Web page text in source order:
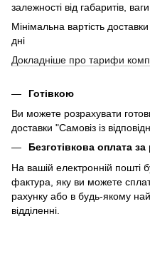
залежності від габаритів,
Мінімальна вартість
дні
Докладніше про тарифи
Готівкою
Ви можете розрахувати
доставки "Самовіз із
Безготівкова оплата за
На вашій електронній пошті
фактура, яку ви можете
рахунку або в будь-якому
відділенні.